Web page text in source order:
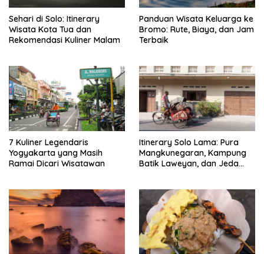
Sehari di Solo: Itinerary
Wisata Kota Tua dan
Rekomendasi Kuliner Malam
Panduan Wisata Keluarga ke
Bromo: Rute, Biaya, dan Jam
Terbaik
7 Kuliner Legendaris
Yogyakarta yang Masih
Ramai Dicari Wisatawan
Itinerary Solo Lama: Pura
Mangkunegaran, Kampung
Batik Laweyan, dan Jeda